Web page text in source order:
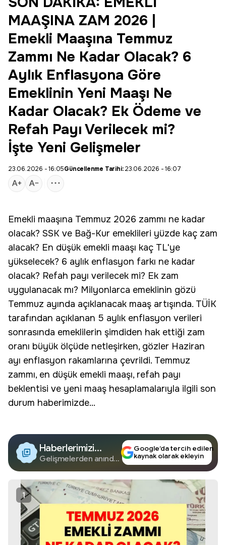
MAAŞINA ZAM 2026 |
Emekli Maaşına Temmuz
Zammı Ne Kadar Olacak? 6
Aylık Enflasyona Göre
Emeklinin Yeni Maaşı Ne
Kadar Olacak? Ek Ödeme ve
Refah Payı Verilecek mi?
İşte Yeni Gelişmeler
23.06.2026 - 16:05Güncellenme Tarihi:23.06.2026 - 16:07
Emekli maaşına Temmuz 2026 zammı ne kadar
olacak? SSK ve Bağ-Kur emeklileri yüzde kaç zam
alacak? En düşük emekli maaşı kaç TL'ye
yükselecek? 6 aylık enflasyon farkı ne kadar
olacak? Refah payı verilecek mi? Ek zam
uygulanacak mı? Milyonlarca emeklinin gözü
Temmuz ayında açıklanacak maaş artışında. TÜİK
tarafından açıklanan 5 aylık enflasyon verileri
sonrasında emeklilerin şimdiden hak ettiği zam
oranı büyük ölçüde netleşirken, gözler Haziran
ayı enflasyon rakamlarına çevrildi. Temmuz
zammı, en düşük emekli maaşı, refah payı
beklentisi ve yeni maaş hesaplamalarıyla ilgili son
durum haberimizde...
Haberlerimizi
Google'da Takip
Edin
Gelişmelerden anında
Google’da tercih edilen
kaynak olarak ekleyin
1